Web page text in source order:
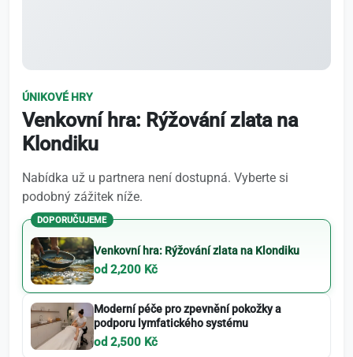
ÚNIKOVÉ HRY
Venkovní hra: Rýžování zlata na
Klondiku
Nabídka už u partnera není dostupná. Vyberte si
podobný zážitek níže.
DOPORUČUJEME
Venkovní hra: Rýžování zlata na Klondiku
od 2,200 Kč
Moderní péče pro zpevnění pokožky a
podporu lymfatického systému
od 2,500 Kč